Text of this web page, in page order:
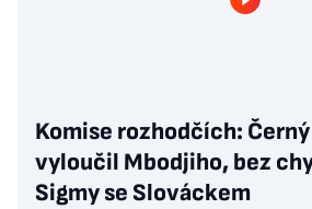
Komise rozhodčích:
vyloučil Mbodjiho, bez
Sigmy se Slováckem